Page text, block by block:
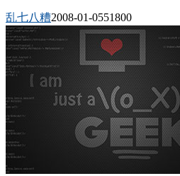
乱七八糟2008-01-0551800